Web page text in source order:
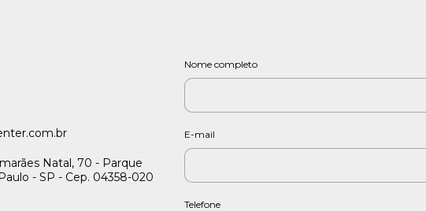
Natal, 70 - Parque
- SP - Cep. 04358-020
Nome completo
E-mail
Telefone